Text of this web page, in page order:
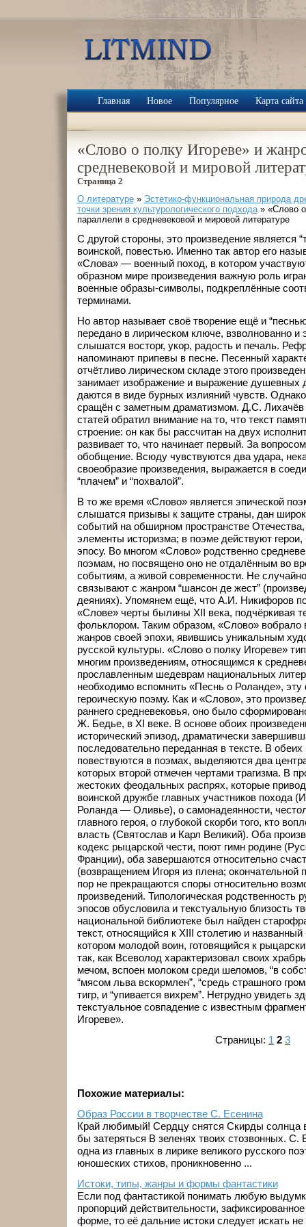
Главная Новое Популярное Карта сайта
«Слово о полку Игореве» и
средневековой и мировой
Страница 2
О литературе» Эстетико-функциональная природа
точки зрения культурологического подхода» «Слово о
параллели в средневековой и мировой литературе
С другой стороны, это произведение является
воинской, повестью. Именно так автор его
«Слова» — военный поход, в котором
образном мире произведения важную роль
военные образы-символы, подкреплённые
терминами.
Но автор называет своё творение ещё и
передано в лирическом ключе, взволнованно и
слышатся восторг, укор, радость и печаль.
напоминают припевы в песне. Песенный
отчётливо лирическом складе этого
занимает изображение и выражение душевных
даются в виде бурных излияний чувств.
сращён с заметным драматизмом. Д.С. Лихачёв
статей обратил внимание на то, что текст
строение: он как бы рассчитан на двух
развивает то, что начинает первый. За
обобщение. Всюду чувствуются два удара,
своеобразие произведения, выражается в
“плачем” и “похвалой”.
В то же время «Слово» является эпической
слышатся призывы к защите страны, дан
событий на обширном пространстве Отечества,
элементы историзма; в поэме действуют герои,
эпосу. Во многом «Слово» родственно
поэмам, но посвящено оно не отдалённым во
событиям, а живой современности. Не
связывают с жанром “шансон де жест”
деяниях). Упомянем ещё, что А.И. Никифоров
«Слове» черты былины XII века, подчёркивая
фольклором. Таким образом, «Слово» вобрало
жанров своей эпохи, явившись уникальным
русской культуры. «Слово о полку Игореве»
многим произведениям, относящимся к
прославленным шедеврам национальных
необходимо вспомнить «Песнь о Роланде»,
героическую поэму. Как и «Слово», это
раннего средневековья, оно было
Ж. Бедье, в XI веке. В основе обоих
исторический эпизод, драматически
последовательно переданная в тексте. В
повествуются в поэмах, выделяются два
которых второй отмечен чертами трагизма. В
жестоких феодальных распрях, которые
воинской дружбе главных участников похода
Роланда — Оливье), о самонадеянности,
главного героя, о глубокой скорби того, кто
власть (Святослав и Карл Великий). Оба
кодекс рыцарской чести, поют гимн родине
Франции), оба завершаются относительно
(возвращением Игоря из плена; окончательной
пор не прекращаются споры относительно
произведений. Типологическая родственность
эпосов обусловила и текстуальную близость
национальной библиотеке был найден
текст, относящийся к XIII столетию и
котором молодой воин, готовящийся к
так, как Всеволод характеризовал своих
мечом, вспоен молоком среди шеломов, “в
“мясом льва вскормлен”, “средь страшного
тигр, и “упивается вихрем”. Нетрудно увидеть
текстуальное совпадение с известным
Игореве».
Страницы: 1 2 3
Похожие материалы:
Образ России в творчестве С. Есенина
Край любимый! Сердцу снятся Скирды солнца
бы затеряться В зеленях твоих стозвонных.
одна из главных в лирике ве­ликого русского
юно­шеских стихов, проникновенно ...
Истоки, типы, жанры и формы фантастики
Если под фантастикой понимать любую
пропорций действительности,
форме, то её дальние истоки следует искать